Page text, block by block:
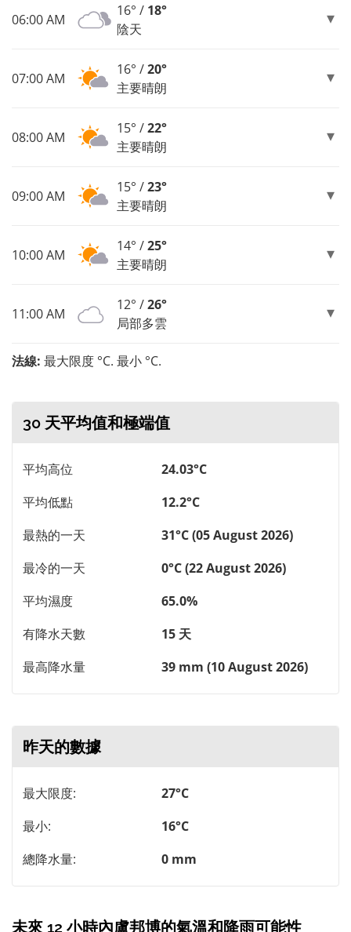
06:00 AM
16° / 18°
陰天
07:00 AM
16° /20°
主要晴朗
08:00 AM
15° /22°
主要晴朗
09:00 AM
15° /23°
主要晴朗
10:00 AM
14° /25°
主要晴朗
11:00 AM
12° /26°
局部多雲
法線: 最大限度 °C. 最小 °C.
30 天平均值和極端值
平均高位
24.03°C
平均低點
12.2°C
最熱的一天
31°C (05 August 2026)
最冷的一天
0°C (22 August 2026)
平均濕度
65.0%
有降水天數
15 天
最高降水量
39 mm (10 August 2026)
昨天的數據
最大限度:
27°C
最小:
16°C
總降水量:
0 mm
未來 12 小時內盧邦博的氣溫和降雨可能性